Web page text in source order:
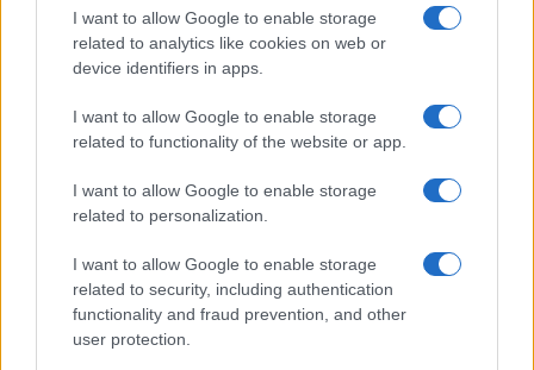
I want to allow Google to enable storage
related to analytics like cookies on web or
device identifiers in apps.
I want to allow Google to enable storage
related to functionality of the website or app.
I want to allow Google to enable storage
related to personalization.
I want to allow Google to enable storage
related to security, including authentication
functionality and fraud prevention, and other
user protection.
calcio, basket, tennis, ciclismo, motori, Formula 1,
MotoGP e Olimpiadi. Le ultime news dalle competizioni
interviste ai protagonisti e i risultati in tempo reale di tutte
le discipline che fanno emozionare gli appassionati di